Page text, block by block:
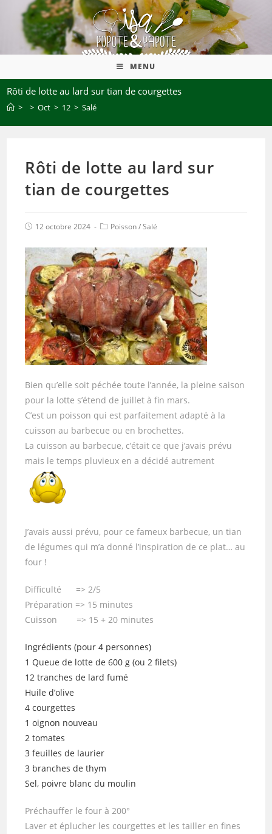
MENU
Rôti de lotte au lard sur tian de courgettes
> > Oct > 12 > Salé
Rôti de lotte au lard sur
tian de courgettes
12 octobre 2024 Poisson/Salé
Bien qu’elle soit péchée toute l’année, la pleine saison
pour la lotte s’étend de juillet à fin mars.
C’est un poisson qui est parfaitement adapté à la
cuisson au barbecue ou en brochettes.
La cuisson au barbecue, c’était ce que j’avais prévu
mais le temps pluvieux en a décidé autrement
J’avais aussi prévu, pour ce fameux barbecue, un tian
de légumes qui m’a donné l’inspiration de ce plat… au
four !
Difficulté => 2/5
Préparation => 15 minutes
Cuisson => 15 + 20 minutes
Ingrédients (pour 4 personnes)
1 Queue de lotte de 600 g (ou 2 filets)
12 tranches de lard fumé
Huile d’olive
4 courgettes
1 oignon nouveau
2 tomates
3 feuilles de laurier
3 branches de thym
Sel, poivre blanc du moulin
Préchauffer le four à 200°
Laver et éplucher les courgettes et les tailler en fines